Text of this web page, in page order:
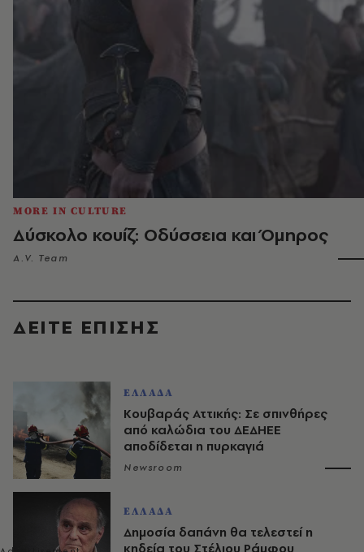
MORE IN CULTURE
Δύσκολο κουίζ: Οδύσσεια και Όμηρος
A.V. Team
ΔΕΙΤΕ ΕΠΙΣΗΣ
ΕΛΛΑΔΑ
Κουβαράς Αττικής: Σε σπινθήρες
από καλώδια του ΔΕΔΗΕΕ
αποδίδεται η πυρκαγιά
Newsroom
ΕΛΛΑΔΑ
Δημοσία δαπάνη θα τελεστεί η
κηδεία του Στέλιου Ράμφου